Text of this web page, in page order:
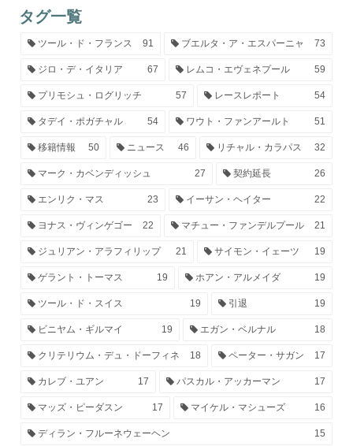
タグ一覧
ツール・ド・フランス 91 ブエルタ・ア・エスパーニャ 73
ジロ・デ・イタリア 67 レムコ・エヴェネプール 59
プリモシュ・ログリッチ 57 レースレポート 54
タデイ・ポガチャル 54 ワウト・ファンアールト 51
移籍情報 50 ニュース 46 リチャル・カラパス 32
マーク・カベンディッシュ 27 契約延長 26
エンリク・マス 23 イーサン・ヘイター 22
ヨナス・ヴィンゲゴー 22 マチュー・ファンデルプール 21
ジュリアン・アラフィリップ 21 サイモン・イェーツ 19
ゲラント・トーマス 19 ホアン・アルメイダ 19
ツール・ド・スイス 19 引退 19
ビニヤム・ギルマイ 19 エガン・ベルナル 18
クリテリウム・デュ・ドーフィネ 18 ペーター・サガン 17
カレブ・ユアン 17 パスカル・アッカーマン 17
マッズ・ピーダスン 17 マイケル・マシューズ 16
ディラン・フルーネウェーヘン 15